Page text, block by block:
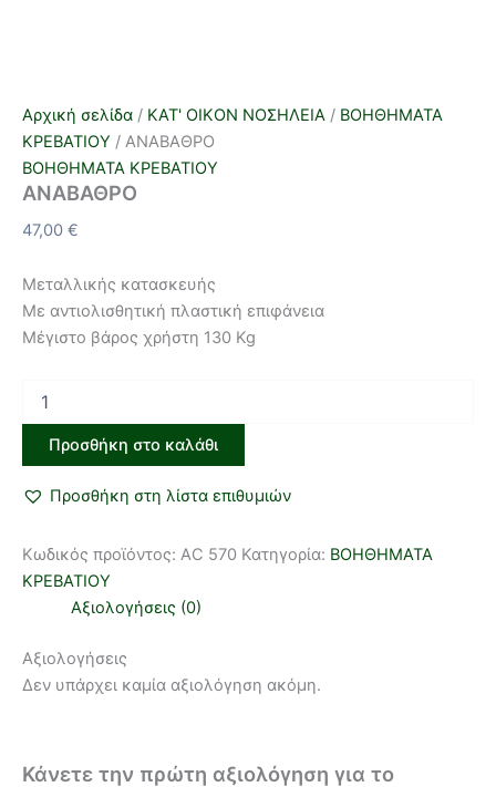
Αρχική σελίδα / ΚΑΤ' ΟΙΚΟΝ ΝΟΣΗΛΕΙΑ / ΒΟΗΘΗΜΑΤΑ
ΚΡΕΒΑΤΙΟΥ / ΑΝΑΒΑΘΡΟ
ΒΟΗΘΗΜΑΤΑ ΚΡΕΒΑΤΙΟΥ
ΑΝΑΒΑΘΡΟ
47,00 €
Μεταλλικής κατασκευής
Με αντιολισθητική πλαστική επιφάνεια
Μέγιστο βάρος χρήστη 130 Kg
Προσθήκη στο καλάθι
Προσθήκη στη λίστα επιθυμιών
Κωδικός προϊόντος: AC 570 Κατηγορία: ΒΟΗΘΗΜΑΤΑ
ΚΡΕΒΑΤΙΟΥ
Αξιολογήσεις (0)
Αξιολογήσεις
Δεν υπάρχει καμία αξιολόγηση ακόμη.
Κάνετε την πρώτη αξιολόγηση για το